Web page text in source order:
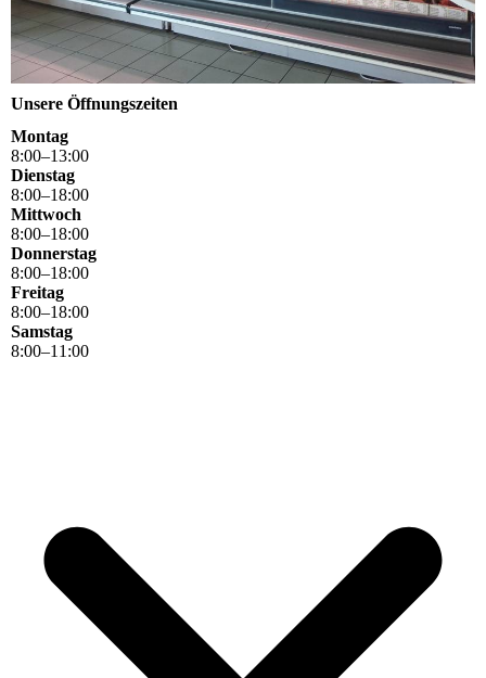
Unsere Öffnungszeiten
Montag
8:00–13:00
Dienstag
8:00–18:00
Mittwoch
8:00–18:00
Donnerstag
8:00–18:00
Freitag
8:00–18:00
Samstag
8:00–11 :00